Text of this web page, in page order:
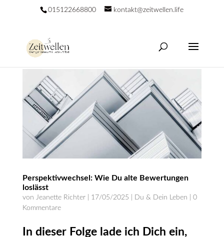
015122668800 kontakt@zeitwellen.life
Perspektivwechsel: Wie Du alte Bewertungen
loslässt
von Jeanette Richter| 17/05/2025 Du & Dein Leben
0
Kommentare
In dieser Folge lade ich Dich ein,